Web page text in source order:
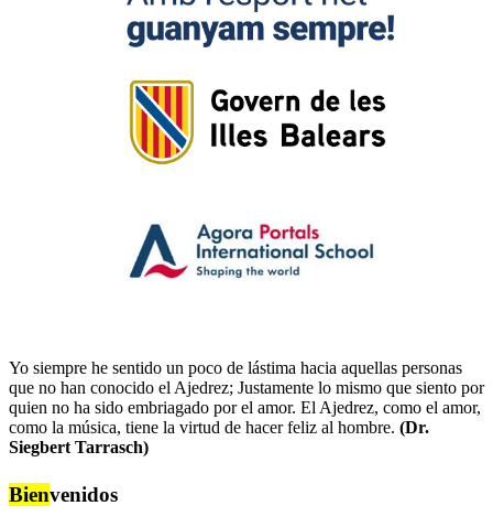
Yo siempre he sentido un poco de lástima hacia aquellas personas
que no han conocido el Ajedrez; Justamente lo mismo que siento por
quien no ha sido embriagado por el amor. El Ajedrez, como el amor,
como la música, tiene la virtud de hacer feliz al hombre. (Dr.
Siegbert Tarrasch)
Bienvenidos